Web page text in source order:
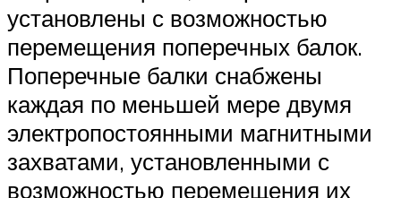
установлены с возможностью
перемещения поперечных балок.
Поперечные балки снабжены
каждая по меньшей мере двумя
электропостоянными магнитными
захватами, установленными с
возможностью перемещения их